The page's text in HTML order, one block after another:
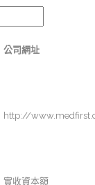
公司網址
http://
實收資本額